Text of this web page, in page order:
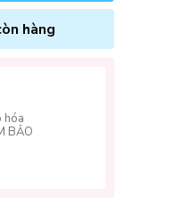
hàng
hóa
BẢO